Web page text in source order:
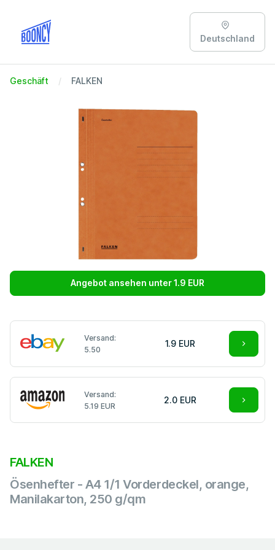
Deutschland
Geschäft FALKEN
Angebot ansehen unter 1.9 EUR
Versand:
5.50
1.9 EUR
Versand:
5.19 EUR
2.0 EUR
FALKEN
Ösenhefter - A4 1/1 Vorderdeckel, orange,
Manilakarton, 250 g/qm